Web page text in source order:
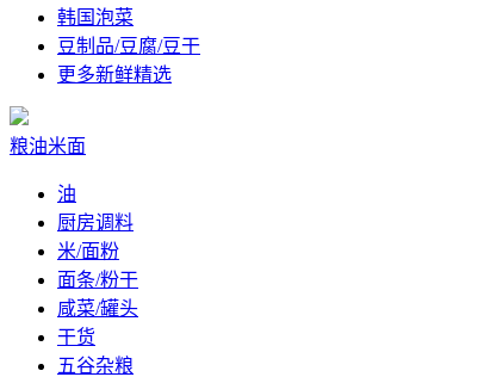
韩国泡菜
豆制品/豆腐/豆干
更多新鲜精选
粮油米面
油
厨房调料
米/面粉
面条/粉干
咸菜/罐头
干货
五谷杂粮